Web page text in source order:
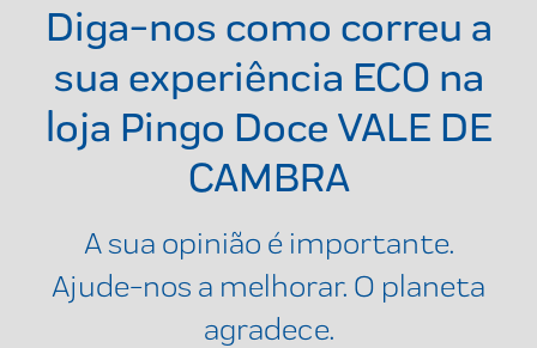
Diga-nos como correu a
sua experiência ECO na
loja Pingo Doce VALE DE
CAMBRA
A sua opinião é importante.
Ajude-nos a melhorar. O planeta
agradece.